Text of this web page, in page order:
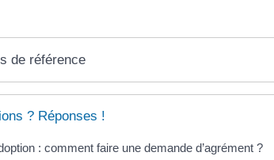
de référence
? Réponses !
: comment faire une demande d’agrément ?